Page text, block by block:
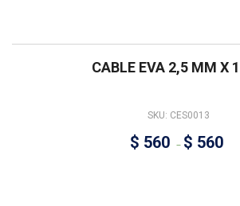
CABLE EVA 2,5 MM X
SKU: CES0013
$ 560 – $ 560